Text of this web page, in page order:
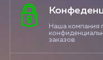
Наша компания
заказов.